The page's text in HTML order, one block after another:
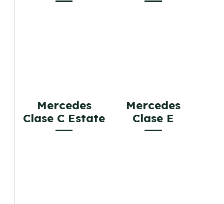
Mercedes
Clase C Estate
Mercedes
Clase E